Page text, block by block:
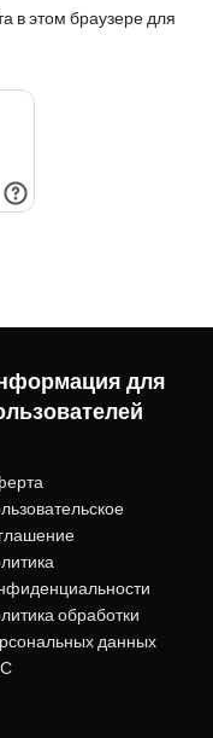
в этом браузере для
для
обработки
данных